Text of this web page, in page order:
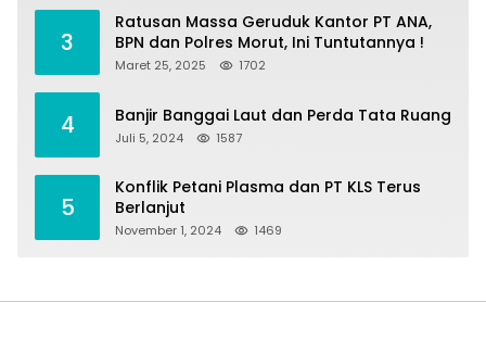
3
Ratusan Massa Geruduk Kantor PT ANA,
BPN dan Polres Morut, Ini Tuntutannya !
Maret 25, 2025 1702
4 Banjir Banggai Laut dan Perda Tata Ruang
Juli 5, 2024 1587
5
Konflik Petani Plasma dan PT KLS Terus
Berlanjut
November 1, 2024 1469